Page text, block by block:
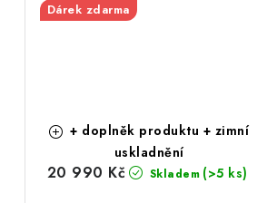
Dárek zdarma
+ doplněk produktu + zimní
uskladnění
Skladem (>5 ks)
20 990 Kč